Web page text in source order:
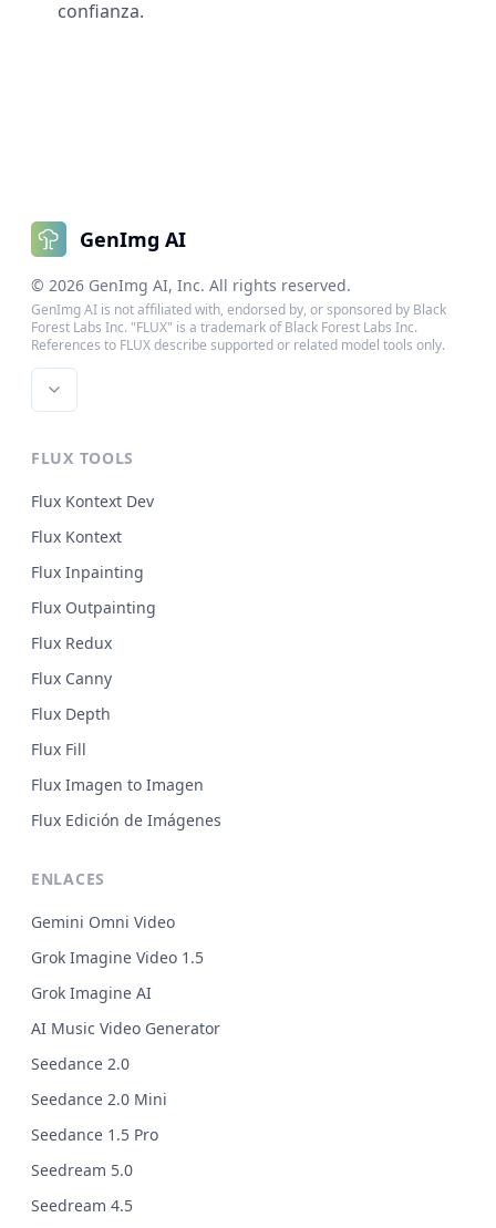
confianza.
GenImg AI
© 2026 GenImg AI, Inc. All rights reserved.
GenImg AI is not affiliated with, endorsed by, or sponsored by Black
Forest Labs Inc. "FLUX" is a trademark of Black Forest Labs Inc.
References to FLUX describe supported or related model tools only.
FLUX TOOLS
Flux Kontext Dev
Flux Kontext
Flux Inpainting
Flux Outpainting
Flux Redux
Flux Canny
Flux Depth
Flux Fill
Flux Imagen to Imagen
Flux Edición de Imágenes
ENLACES
Gemini Omni Video
Grok Imagine Video 1.5
Grok Imagine AI
AI Music Video Generator
Seedance 2.0
Seedance 2.0 Mini
Seedance 1.5 Pro
Seedream 5.0
Seedream 4.5